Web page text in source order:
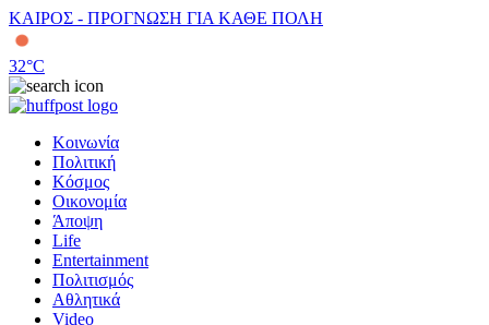
ΚΑΙΡΟΣ - ΠΡΟΓΝΩΣΗ ΓΙΑ ΚΑΘΕ ΠΟΛΗ
32°C
Κοινωνία
Πολιτική
Κόσμος
Οικονομία
Άποψη
Life
Entertainment
Πολιτισμός
Αθλητικά
Video